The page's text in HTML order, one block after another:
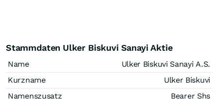
Stammdaten Ulker Biskuvi Sanayi Aktie
Name
Ulker Biskuvi Sanayi A.S.
Kurzname
Ulker Biskuvi
Namenszusatz
Bearer Shs